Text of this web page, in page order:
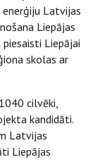
Latvijas
Liepājas
Liepājai
skolas ar
cilvēki,
kandidāti.
Latvijas
Liepājas